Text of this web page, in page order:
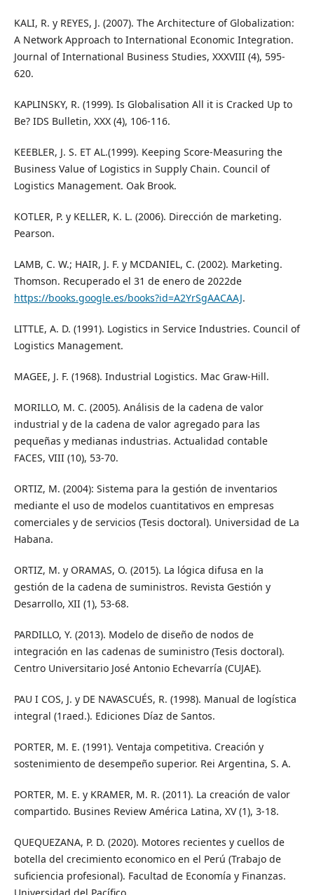
KALI, R. y REYES, J. (2007). The Architecture of Globalization:
A Network Approach to International Economic Integration.
Journal of International Business Studies, XXXVIII (4), 595-
620.
KAPLINSKY, R. (1999). Is Globalisation All it is Cracked Up to
Be? IDS Bulletin, XXX (4), 106-116.
KEEBLER, J. S. ET AL.(1999). Keeping Score-Measuring the
Business Value of Logistics in Supply Chain. Council of
Logistics Management. Oak Brook.
KOTLER, P. y KELLER, K. L. (2006). Dirección de marketing.
Pearson.
LAMB, C. W.; HAIR, J. F. y MCDANIEL, C. (2002). Marketing.
Thomson. Recuperado el 31 de enero de 2022de
https://books.google.es/books?id=A2YrSgAACAAJ.
LITTLE, A. D. (1991). Logistics in Service Industries. Council of
Logistics Management.
MAGEE, J. F. (1968). Industrial Logistics. Mac Graw-Hill.
MORILLO, M. C. (2005). Análisis de la cadena de valor
industrial y de la cadena de valor agregado para las
pequeñas y medianas industrias. Actualidad contable
FACES, VIII (10), 53-70.
ORTIZ, M. (2004): Sistema para la gestión de inventarios
mediante el uso de modelos cuantitativos en empresas
comerciales y de servicios (Tesis doctoral). Universidad de La
Habana.
ORTIZ, M. y ORAMAS, O. (2015). La lógica difusa en la
gestión de la cadena de suministros. Revista Gestión y
Desarrollo, XII (1), 53-68.
PARDILLO, Y. (2013). Modelo de diseño de nodos de
integración en las cadenas de suministro (Tesis doctoral).
Centro Universitario José Antonio Echevarría (CUJAE).
PAU I COS, J. y DE NAVASCUÉS, R. (1998). Manual de logística
integral (1raed.). Ediciones Díaz de Santos.
PORTER, M. E. (1991). Ventaja competitiva. Creación y
sostenimiento de desempeño superior. Rei Argentina, S. A.
PORTER, M. E. y KRAMER, M. R. (2011). La creación de valor
compartido. Busines Review América Latina, XV (1), 3-18.
QUEQUEZANA, P. D. (2020). Motores recientes y cuellos de
botella del crecimiento economico en el Perú (Trabajo de
suficiencia profesional). Facultad de Economía y Finanzas.